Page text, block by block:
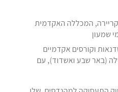
המכללה האקדמית
וקורסים אקדמיים
(באר שבע ואשדוד), עם